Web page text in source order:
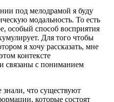
под мелодрамой я буду
модальность. То есть
особый способ восприятия
Для того чтобы
я хочу рассказать, мне
контексте
связаны с пониманием
знали, что существуют
которые состоят